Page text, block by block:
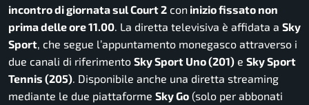
incontro di giornata sul Court 2 con inizio fissato non
prima delle ore 11.00 . La diretta televisiva è affidata a Sky
Sport , che segue l’appuntamento monegasco attraverso i
due canali di riferimento Sky Sport Uno (201) e Sky Sport
Tennis (205) . Disponibile anche una diretta streaming
mediante le due piattaforme Sky Go (solo per abbonati